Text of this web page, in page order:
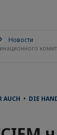
Новости
AUCH • DIE